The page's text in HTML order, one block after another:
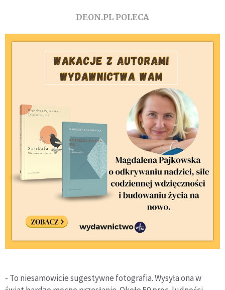
DEON.PL POLECA
- To niesamowicie sugestywne fotografia. Wysyła ona w